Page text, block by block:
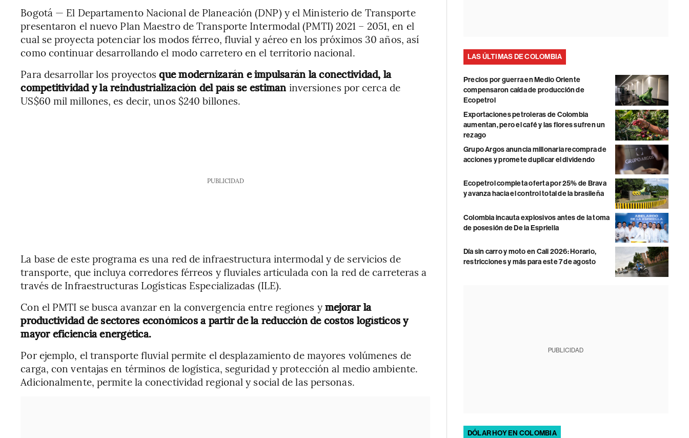
Bogotá — El Departamento Nacional de Planeación (DNP) y el Ministerio de Transporte
presentaron el nuevo Plan Maestro de Transporte Intermodal (PMTI) 2021 – 2051, en el
cual se proyecta potenciar los modos férreo, fluvial y aéreo en los próximos 30 años, así
como continuar desarrollando el modo carretero en el territorio nacional.
Para desarrollar los proyectosque modernizarán e impulsarán la conectividad, la
competitividad y la reindustrialización del país se estiman inversiones por cerca de
US$60 mil millones, es decir, unos $240 billones.
PUBLICIDAD
La base de este programa es una red de infraestructura intermodal y de servicios de
transporte, que incluya corredores férreos y fluviales articulada con la red de carreteras a
través de Infraestructuras Logísticas Especializadas (ILE).
Con el PMTI se busca avanzar en la convergencia entre regiones ymejorar la
productividad de sectores económicos a partir de la reducción de costos logísticos y
mayor eficiencia energética.
Por ejemplo, el transporte fluvial permite el desplazamiento de mayores volúmenes de
carga, con ventajas en términos de logística, seguridad y protección al medio ambiente.
Adicionalmente, permite la conectividad regional y social de las personas.
LAS ÚLTIMAS DE COLOMBIA
Precios por guerra en Medio Oriente
compensaron caída de producción de
Ecopetrol
Exportaciones petroleras de Colombia
aumentan, pero el café y las flores sufren un
rezago
Grupo Argos anuncia millonaria recompra de
acciones y promete duplicar el dividendo
Ecopetrol completa oferta por 25% de Brava
y avanza hacia el control total de la brasileña
Colombia incauta explosivos antes de la toma
de posesión de De la Espriella
Día sin carro y moto en Cali 2026: Horario,
restricciones y más para este 7 de agosto
PUBLICIDAD
DÓLAR HOY EN COLOMBIA